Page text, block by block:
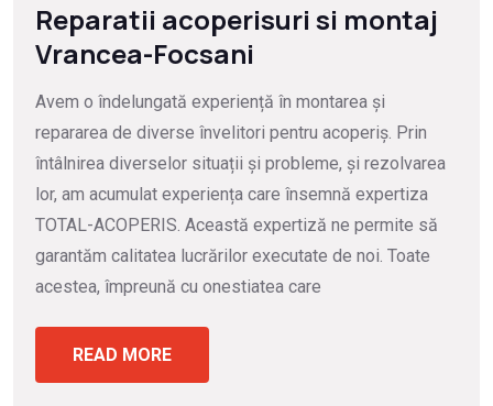
Reparatii acoperisuri si montaj
Vrancea-Focsani
Avem o îndelungată experiență în montarea și
repararea de diverse învelitori pentru acoperiș. Prin
întâlnirea diverselor situații și probleme, și rezolvarea
lor, am acumulat experiența care însemnă expertiza
TOTAL-ACOPERIS. Această expertiză ne permite să
garantăm calitatea lucrărilor executate de noi. Toate
acestea, împreună cu onestiatea care
READ MORE